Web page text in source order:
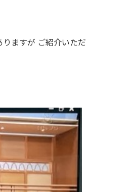
ますが ご紹介いただ